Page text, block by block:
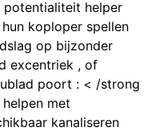
potentialiteit helper
koploper spellen
op bijzonder
excentriek , of
poort : < /strong
met
kanaliseren